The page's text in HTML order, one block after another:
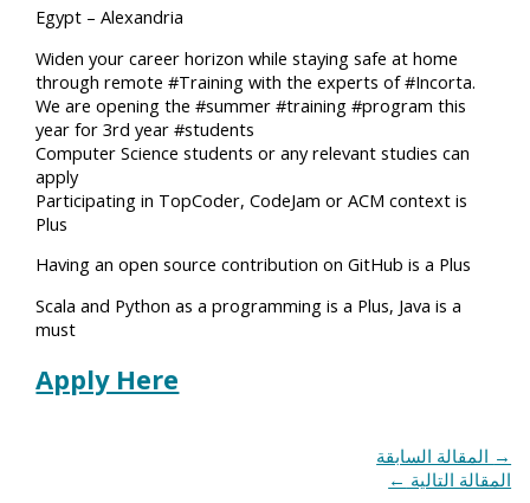
Egypt – Alexandria
Widen your career horizon while staying safe at home
through remote #Training with the experts of #Incorta.
We are opening the #summer #training #program this
year for 3rd year #students
Computer Science students or any relevant studies can
apply
Participating in TopCoder, CodeJam or ACM context is
Plus
Having an open source contribution on GitHub is a Plus
Scala and Python as a programming is a Plus, Java is a
must
Apply Here
→ المقالة السابقة
المقالة التالية ←